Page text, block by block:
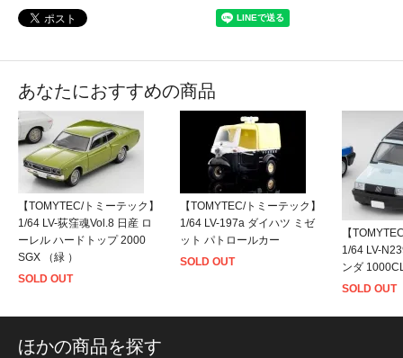
あなたにおすすめの商品
【TOMYTEC/トミーテック】
1/64 LV-荻窪魂Vol.8 日産 ロ
ーレル ハードトップ 2000
SGX （緑 ）
SOLD OUT
【TOMYTEC/トミーテック】
1/64 LV-197a ダイハツ ミゼ
ット パトロールカー
SOLD OUT
【
1/64 LV-
ンダ
SOLD OUT
ほかの商品を探す